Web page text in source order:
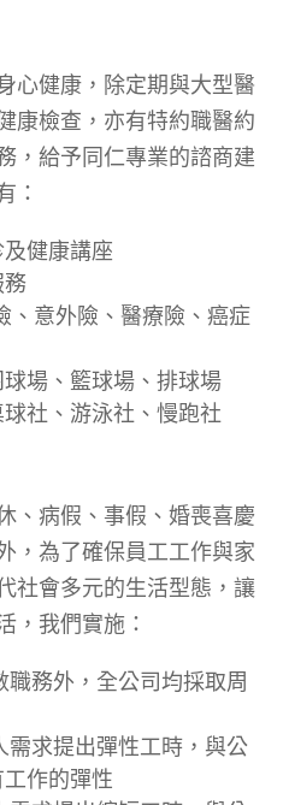
心健康，除定期與大型醫
康檢查， 亦有特約職醫約
，給予同仁專業的諮商建
：
健康講座
務
、意外險、醫療險、癌症
場、籃球場、排球場
社、游泳社、慢跑社
、病假、事假、婚喪喜慶
，為了確保員工工作與家
社會多元的生活型態，讓
，我們實施：
職務外，全公司均採取周
需求提出彈性工時，與公
作的彈性